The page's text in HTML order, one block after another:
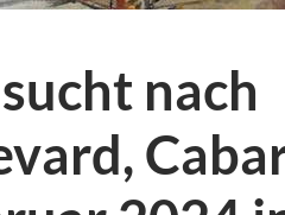
nach